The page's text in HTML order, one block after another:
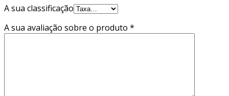
A sua classificação
A sua avaliação sobre o produto *